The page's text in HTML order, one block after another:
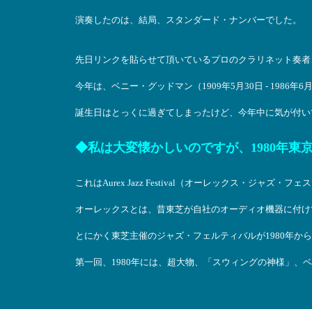
演奏したのは、結局、スタンダード・ナンバーでした。
先日リンクを貼らせて頂いているプロのクラリネット奏
今年は、ベニー・グッドマン（1909年5月30日 - 1986年6
誕生日はとっくに過ぎてしまったけど、今年中に気が付
◆私は大変懐かしいのですが、1980年東
これはAurex Jazz Festival（オーレックス・ジャズ・フェ
オーレックスとは、昔東芝が自社のオーディオ機器に付
とにかく東芝主催のジャズ・フェルティバルが1980年か
第一回、1980年には、超大物、「スウィングの神様」、